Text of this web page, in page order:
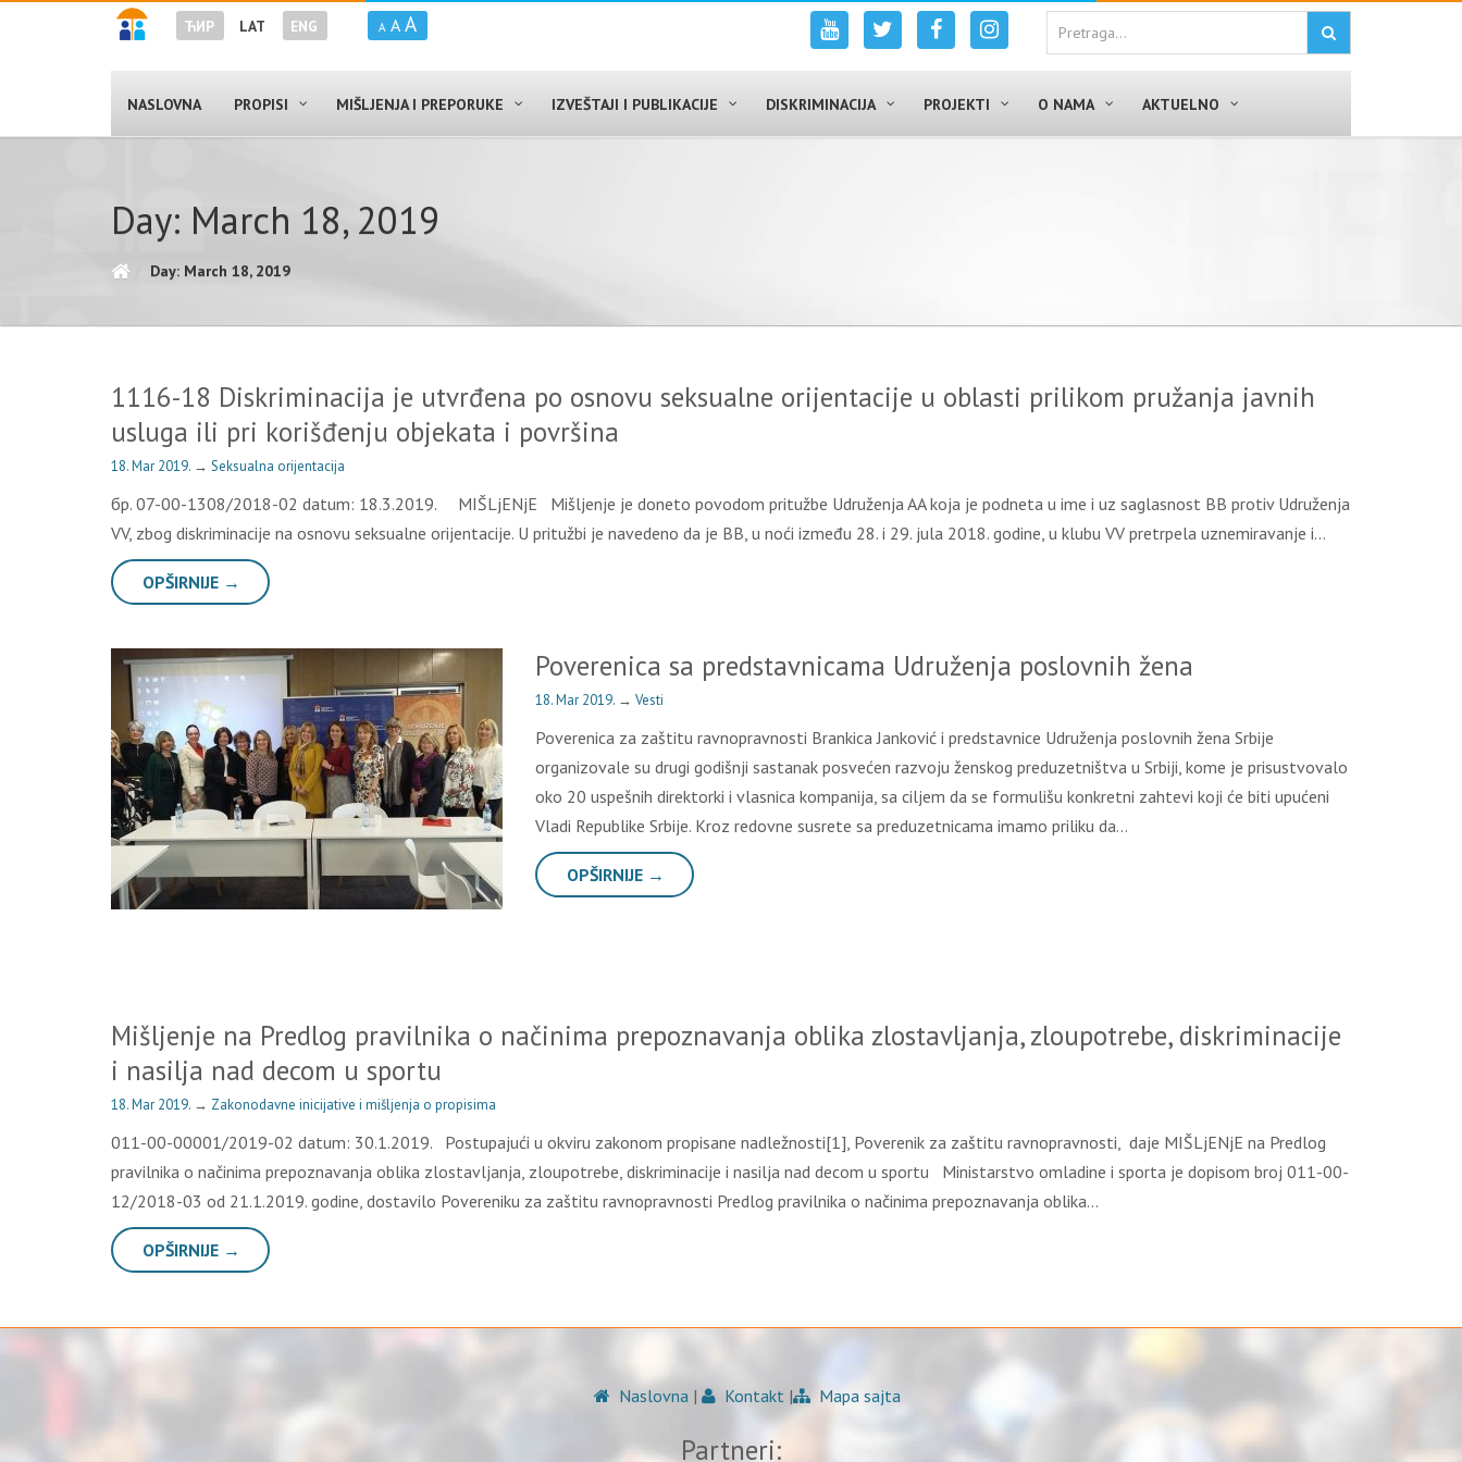
ЋИР LAT ENG A A A
NASLOVNA PROPISI MIŠLJENJA I PREPORUKE IZVEŠTAJI I PUBLIKACIJE DISKRIMINACIJA PROJEKTI O NAMA AKTUELNO
Day: March 18, 2019
Day: March 18, 2019
1116-18 Diskriminacija je utvrđena po osnovu seksualne orijentacije u oblasti prilikom pružanja javnih
usluga ili pri korišđenju objekata i površina
18. Mar 2019. → Seksualna orijentacija
бр. 07-00-1308/2018-02 datum: 18.3.2019. MIŠLjENjE Mišljenje je doneto povodom pritužbe Udruženja AA koja je podneta u ime i uz saglasnost BB protiv Udruženja
VV, zbog diskriminacije na osnovu seksualne orijentacije. U pritužbi je navedeno da je BB, u noći između 28. i 29. jula 2018. godine, u klubu VV pretrpela uznemiravanje i…
OPŠIRNIJE →
Poverenica sa predstavnicama Udruženja poslovnih žena
18. Mar 2019. → Vesti
Poverenica za zaštitu ravnopravnosti Brankica Janković i predstavnice Udruženja poslovnih žena Srbije
organizovale su drugi godišnji sastanak posvećen razvoju ženskog preduzetništva u Srbiji, kome je prisustvovalo
oko 20 uspešnih direktorki i vlasnica kompanija, sa ciljem da se formulišu konkretni zahtevi koji će biti upućeni
Vladi Republike Srbije. Kroz redovne susrete sa preduzetnicama imamo priliku da…
OPŠIRNIJE →
Mišljenje na Predlog pravilnika o načinima prepoznavanja oblika zlostavlјanja, zloupotrebe, diskriminacije
i nasilјa nad decom u sportu
18. Mar 2019. → Zakonodavne inicijative i mišljenja o propisima
011-00-00001/2019-02 datum: 30.1.2019. Postupajući u okviru zakonom propisane nadležnosti[1], Poverenik za zaštitu ravnopravnosti, daje MIŠLjENјE na Predlog
pravilnika o načinima prepoznavanja oblika zlostavlјanja, zloupotrebe, diskriminacije i nasilјa nad decom u sportu Ministarstvo omladine i sporta je dopisom broj 011-00-
12/2018-03 od 21.1.2019. godine, dostavilo Povereniku za zaštitu ravnopravnosti Predlog pravilnika o načinima prepoznavanja oblika…
OPŠIRNIJE →
Naslovna | Kontakt | Mapa sajta
Partneri: